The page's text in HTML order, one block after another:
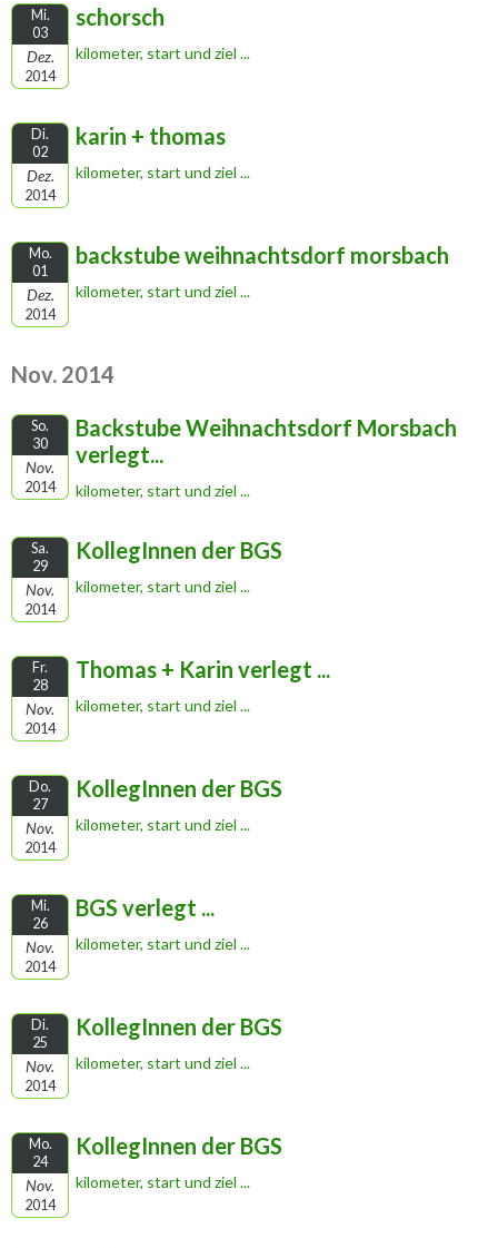
Mi.
03
Dez.
2014
schorsch
kilometer, start und ziel ...
Di.
02
Dez.
2014
karin + thomas
kilometer, start und ziel ...
Mo.
01
Dez.
2014
backstube weihnachtsdorf morsbach
kilometer, start und ziel ...
Nov. 2014
So.
30
Nov.
2014
Backstube Weihnachtsdorf Morsbach
verlegt...
kilometer, start und ziel ...
Sa.
29
Nov.
2014
KollegInnen der BGS
kilometer, start und ziel ...
Fr.
28
Nov.
2014
Thomas + Karin verlegt ...
kilometer, start und ziel ...
Do.
27
Nov.
2014
KollegInnen der BGS
kilometer, start und ziel ...
Mi.
26
Nov.
2014
BGS verlegt ...
kilometer, start und ziel ...
Di.
25
Nov.
2014
KollegInnen der BGS
kilometer, start und ziel ...
Mo.
24
Nov.
2014
KollegInnen der BGS
kilometer, start und ziel ...